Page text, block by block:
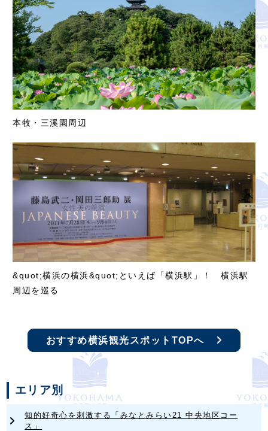
エリア別
知的好奇心を刺激する「みなとみらい21 中央地区コー
ス」
本牧・三溪園周辺
&quot;横浜の横浜&quot;といえば「横浜駅」！ 横浜駅
周辺を巡る
おすすめ横浜観光スポットTOPへ